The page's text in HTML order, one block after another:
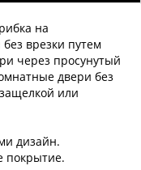
на
врезки путем
через просунутый
двери без
или
дизайн.
покрытие.